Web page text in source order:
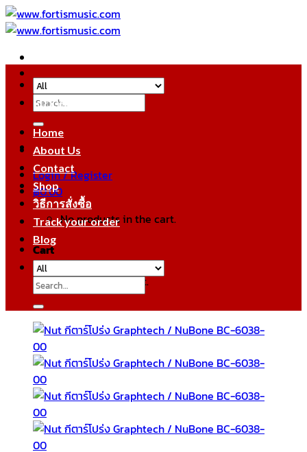
Skip
to
Search
for:
Login / Register
฿0.00
No products in the cart.
Cart
No products in the cart.
หมวดหมู่สินค้า
Home
About Us
Contact
Shop
วิธีการสั่งซื้อ
Track your order
Blog
Search
for: